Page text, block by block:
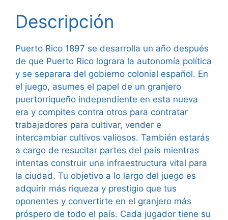
Descripción
Puerto Rico 1897 se desarrolla un año después
de que Puerto Rico lograra la autonomía política
y se separara del gobierno colonial español. En
el juego, asumes el papel de un granjero
puertorriqueño independiente en esta nueva
era y compites contra otros para contratar
trabajadores para cultivar, vender e
intercambiar cultivos valiosos. También estarás
a cargo de resucitar partes del país mientras
intentas construir una infraestructura vital para
la ciudad. Tu objetivo a lo largo del juego es
adquirir más riqueza y prestigio que tus
oponentes y convertirte en el granjero más
próspero de todo el país. Cada jugador tiene su